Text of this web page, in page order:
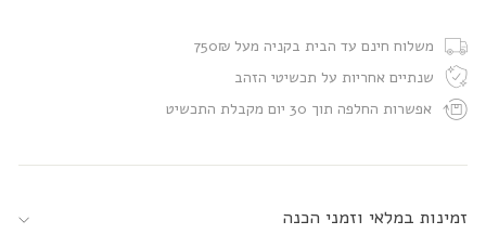
משלוח חינם עד הבית בקניה מעל 750₪
שנתיים אחריות על תכשיטי הזהב
אפשרות החלפה תוך 30 יום מקבלת התכשיט
זמינות במלאי וזמני הכנה